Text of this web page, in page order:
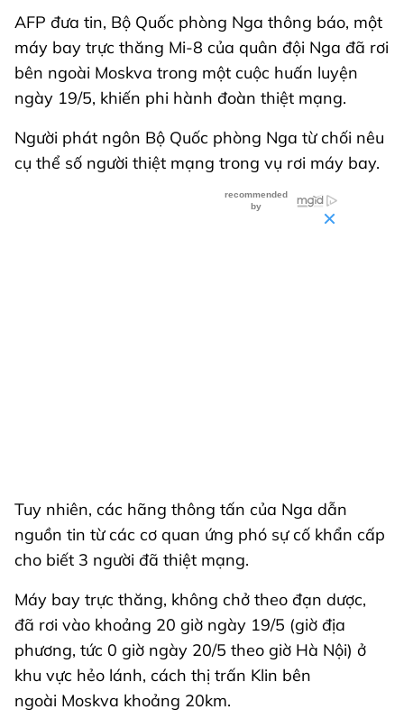
AFP đưa tin, Bộ Quốc phòng Nga thông báo, một
máy bay trực thăng Mi-8 của quân đội Nga đã rơi
bên ngoài Moskva trong một cuộc huấn luyện
ngày 19/5, khiến phi hành đoàn thiệt mạng.
Người phát ngôn Bộ Quốc phòng Nga từ chối nêu
cụ thể số người thiệt mạng trong vụ rơi máy bay.
Tuy nhiên, các hãng thông tấn của Nga dẫn
nguồn tin từ các cơ quan ứng phó sự cố khẩn cấp
cho biết 3 người đã thiệt mạng.
Máy bay trực thăng, không chở theo đạn dược,
đã rơi vào khoảng 20 giờ ngày 19/5 (giờ địa
phương, tức 0 giờ ngày 20/5 theo giờ Hà Nội) ở
khu vực hẻo lánh, cách thị trấn Klin bên
ngoài Moskva khoảng 20km.